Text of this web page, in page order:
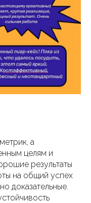
а
целям и
результаты
на общий успех
доказательные.